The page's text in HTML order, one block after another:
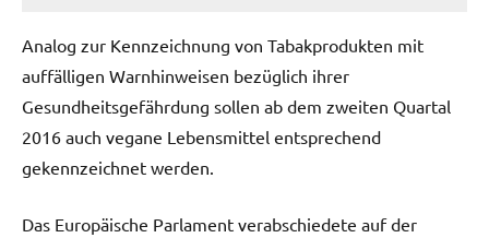
Analog zur Kennzeichnung von Tabakprodukten mit
auffälligen Warnhinweisen bezüglich ihrer
Gesundheitsgefährdung sollen ab dem zweiten Quartal
2016 auch vegane Lebensmittel entsprechend
gekennzeichnet werden.
Das Europäische Parlament verabschiedete auf der